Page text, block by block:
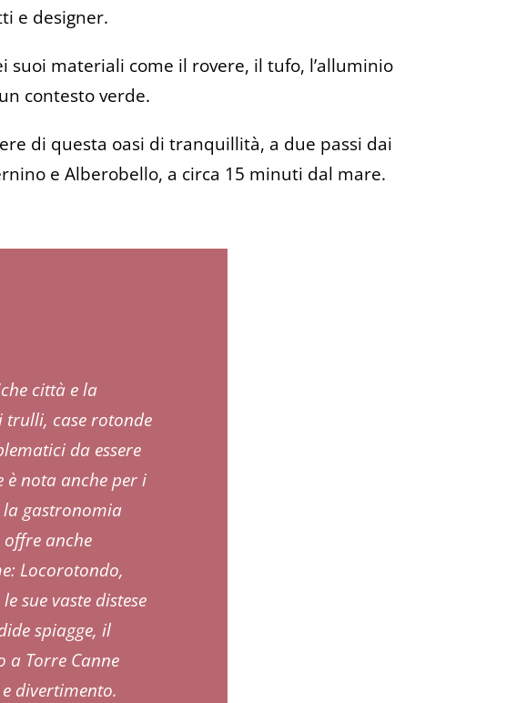
e designer.
materiali come il rovere, il tufo, l’alluminio
contesto verde.
di questa oasi di tranquillità, a due passi dai
e Alberobello, a circa 15 minuti dal mare.
città e la
trulli, case rotonde
da essere
è nota anche per i
la gastronomia
offre anche
Locorotondo,
sue vaste distese
spiagge, il
a Torre Canne
divertimento.